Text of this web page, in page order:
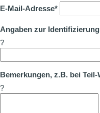
E-Mail-Adresse*
Angaben zur
?
Bemerkungen, z.B. bei
?